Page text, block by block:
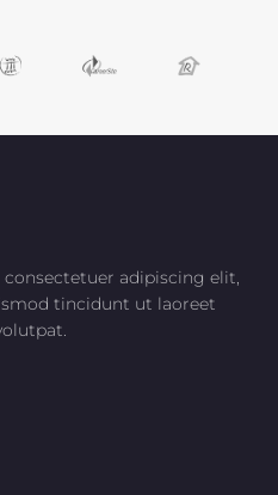
adipiscing elit,
tincidunt ut laoreet